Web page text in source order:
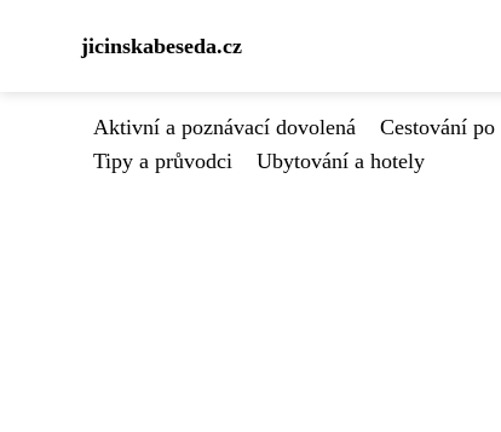
jicinskabeseda.cz
Aktivní a poznávací dovolená Cestování po
Tipy a průvodci
Ubytování a hotely